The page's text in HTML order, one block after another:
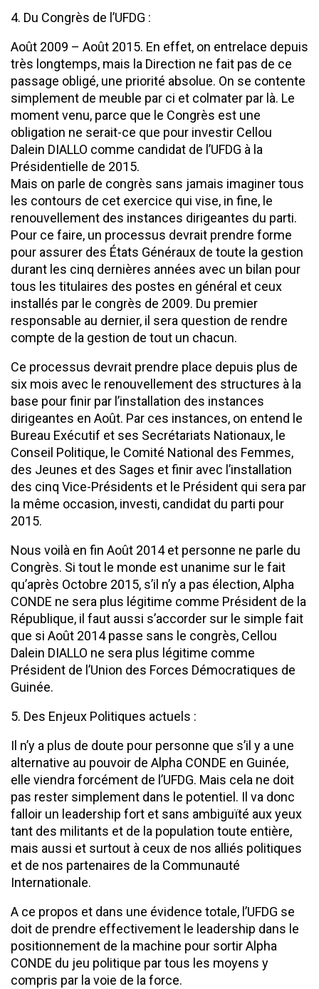
4. Du Congrès de l’UFDG :
Août 2009 – Août 2015. En effet, on entrelace depuis
très longtemps, mais la Direction ne fait pas de ce
passage obligé, une priorité absolue. On se contente
simplement de meuble par ci et colmater par là. Le
moment venu, parce que le Congrès est une
obligation ne serait-ce que pour investir Cellou
Dalein DIALLO comme candidat de l’UFDG à la
Présidentielle de 2015.
Mais on parle de congrès sans jamais imaginer tous
les contours de cet exercice qui vise, in fine, le
renouvellement des instances dirigeantes du parti.
Pour ce faire, un processus devrait prendre forme
pour assurer des États Généraux de toute la gestion
durant les cinq dernières années avec un bilan pour
tous les titulaires des postes en général et ceux
installés par le congrès de 2009. Du premier
responsable au dernier, il sera question de rendre
compte de la gestion de tout un chacun.
Ce processus devrait prendre place depuis plus de
six mois avec le renouvellement des structures à la
base pour finir par l’installation des instances
dirigeantes en Août. Par ces instances, on entend le
Bureau Exécutif et ses Secrétariats Nationaux, le
Conseil Politique, le Comité National des Femmes,
des Jeunes et des Sages et finir avec l’installation
des cinq Vice-Présidents et le Président qui sera par
la même occasion, investi, candidat du parti pour
2015.
Nous voilà en fin Août 2014 et personne ne parle du
Congrès. Si tout le monde est unanime sur le fait
qu’après Octobre 2015, s’il n’y a pas élection, Alpha
CONDE ne sera plus légitime comme Président de la
République, il faut aussi s’accorder sur le simple fait
que si Août 2014 passe sans le congrès, Cellou
Dalein DIALLO ne sera plus légitime comme
Président de l’Union des Forces Démocratiques de
Guinée.
5. Des Enjeux Politiques actuels :
Il n’y a plus de doute pour personne que s’il y a une
alternative au pouvoir de Alpha CONDE en Guinée,
elle viendra forcément de l’UFDG. Mais cela ne doit
pas rester simplement dans le potentiel. Il va donc
falloir un leadership fort et sans ambiguïté aux yeux
tant des militants et de la population toute entière,
mais aussi et surtout à ceux de nos alliés politiques
et de nos partenaires de la Communauté
Internationale.
A ce propos et dans une évidence totale, l’UFDG se
doit de prendre effectivement le leadership dans le
positionnement de la machine pour sortir Alpha
CONDE du jeu politique par tous les moyens y
compris par la voie de la force.